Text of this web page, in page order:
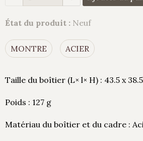
État du produit : Neuf
MONTRE ACIER
Taille du boîtier (L× l× H) : 43.5 x
Poids : 127 g
Matériau du boîtier et du cadre :